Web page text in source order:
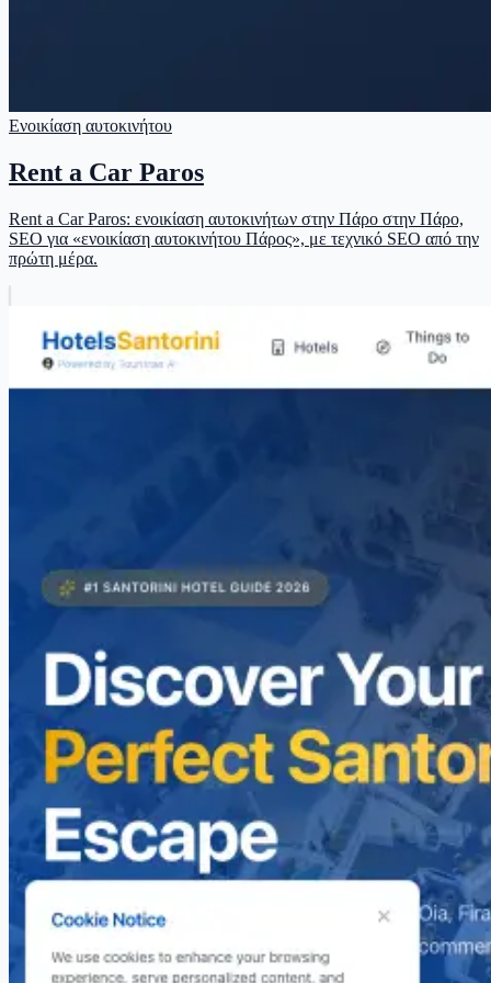
Ενοικίαση αυτοκινήτου
Rent a Car Paros
Rent a Car Paros: ενοικίαση αυτοκινήτων στην Πάρο στην Πάρο,
SEO για «ενοικίαση αυτοκινήτου Πάρος», με τεχνικό SEO από την
πρώτη μέρα.